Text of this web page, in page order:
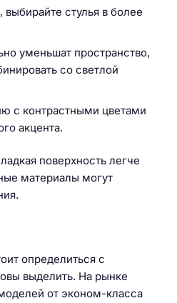
выбирайте стулья в более
уменьшат пространство,
со светлой
с контрастными цветами
акцента.
поверхность легче
материалы могут
определиться с
выделить. На рынке
от эконом-класса